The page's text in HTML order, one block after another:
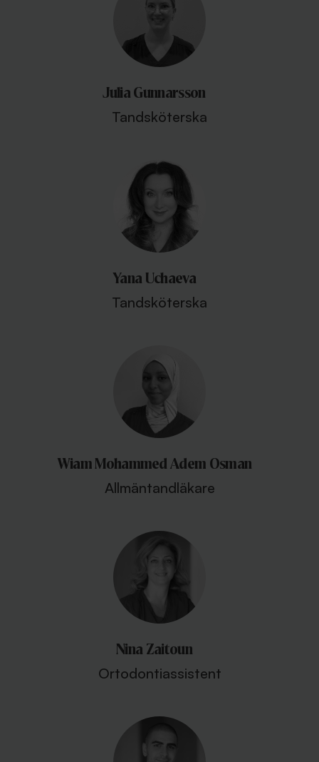
Julia Gunnarsson
Tandsköterska
Yana Uchaeva
Tandsköterska
Wiam Mohammed Adem Osman
Allmäntandläkare
Nina Zaitoun
Ortodontiassistent